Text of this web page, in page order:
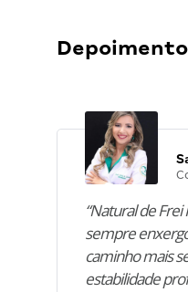
“Natural de Frei
sempre
caminho mais
estabilidade